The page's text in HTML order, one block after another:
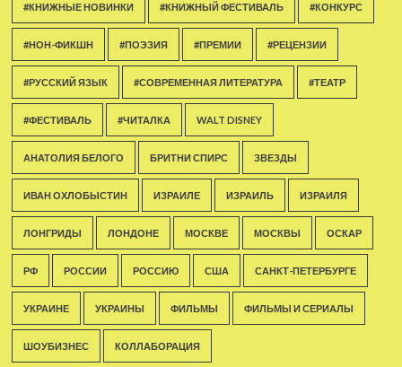
#КНИЖНЫЕ НОВИНКИ #КНИЖНЫЙ ФЕСТИВАЛЬ #КОНКУРС
#НОН-ФИКШН #ПОЭЗИЯ #ПРЕМИИ #РЕЦЕНЗИИ
#РУССКИЙ ЯЗЫК #СОВРЕМЕННАЯ ЛИТЕРАТУРА #ТЕАТР
#ФЕСТИВАЛЬ #ЧИТАЛКА WALT DISNEY
АНАТОЛИЯ БЕЛОГО БРИТНИ СПИРС ЗВЕЗДЫ
ИВАН ОХЛОБЫСТИН ИЗРАИЛЕ ИЗРАИЛЬ ИЗРАИЛЯ
ЛОНГРИДЫ ЛОНДОНЕ МОСКВЕ МОСКВЫ ОСКАР
РФ РОССИИ РОССИЮ США САНКТ-ПЕТЕРБУРГЕ
УКРАИНЕ УКРАИНЫ ФИЛЬМЫ ФИЛЬМЫ И СЕРИАЛЫ
ШОУБИЗНЕС КОЛЛАБОРАЦИЯ